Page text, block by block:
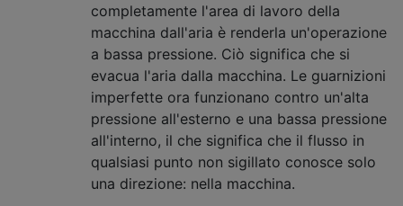
completamente l'area di lavoro della
macchina dall'aria è renderla un'operazione
a bassa pressione. Ciò significa che si
evacua l'aria dalla macchina. Le guarnizioni
imperfette ora funzionano contro un'alta
pressione all'esterno e una bassa pressione
all'interno, il che significa che il flusso in
qualsiasi punto non sigillato conosce solo
una direzione: nella macchina.